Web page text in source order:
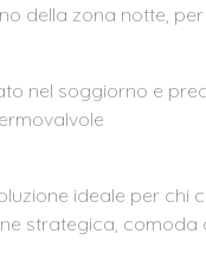
della zona notte,
nel soggiorno e
ideale per chi
strategica,